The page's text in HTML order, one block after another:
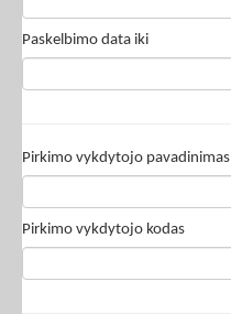
Paskelbimo data iki
Pirkimo vykdytojo pavadinimas
Pirkimo vykdytojo kodas